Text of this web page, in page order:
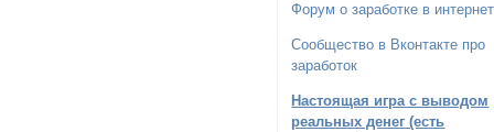
Форум о заработке в
Сообщество в Вконтакте про
заработок
Настоящая игра с выводом
реальных денег (есть